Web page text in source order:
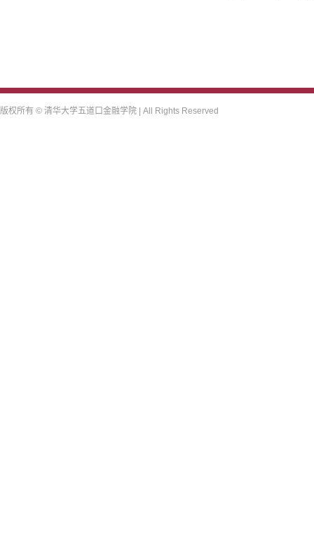
版权所有 © 清华大学五道口金融学院 | All Rights Reserved